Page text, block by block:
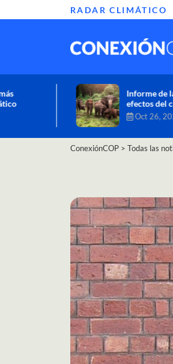
RADAR CLIMÁTICO
Informe de la ONU
efectos del
Oct 26, 2020
ConexiónCOP > Todas las